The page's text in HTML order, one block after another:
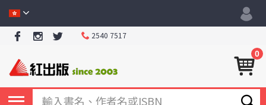
2540 7517
0